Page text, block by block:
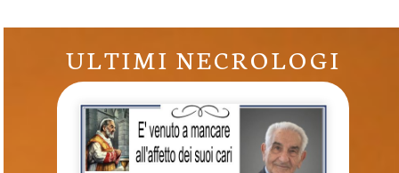
ULTIMI NECROLOGI